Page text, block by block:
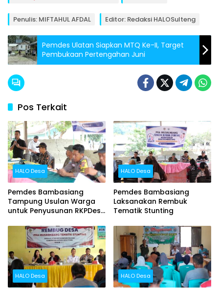
Penulis: MIFTAHUL AFDAL Editor: Redaksi HALOSulteng
Pemdes Ulatan Siapkan MTQ Ke-II, Target
Pembukaan Pertengahan Juni
Pos Terkait
HALO Desa
Pemdes Bambasiang
Tampung Usulan Warga
untuk Penyusunan RKPDes
HALO Desa
Pemdes Bambasiang
Laksanakan Rembuk
Tematik Stunting
HALO Desa HALO Desa